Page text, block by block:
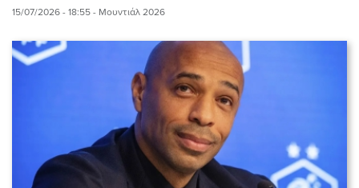
15/07/2026 - 18:55 - Μουντιάλ 2026